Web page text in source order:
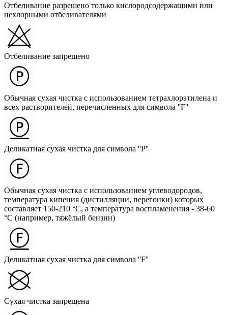
Отбеливание разрешено только кислородсодержащими или
нехлорными отбеливателями
Отбеливание запрещено
Обычная сухая чистка с использованием тетрахлорэтилена и
всех растворителей, перечисленных для символа ''F''
Деликатная сухая чистка для символа ''P''
Обычная сухая чистка с использованием углеводородов,
температура кипения (дистилляции, перегонки) которых
составляет 150-210 °C, а температура воспламенения - 38-60
°C (например, тяжёлый бензин)
Деликатная сухая чистка для символа ''F''
Сухая чистка запрещена